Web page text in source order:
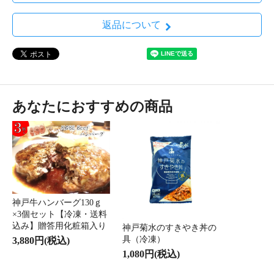
返品について
あなたにおすすめの商品
神戸牛ハンバーグ130ｇ
×3個セット【冷凍・送料
込み】贈答用化粧箱入り
3,880円(税込)
神戸菊水のすきやき丼の
具（冷凍）
1,080円(税込)